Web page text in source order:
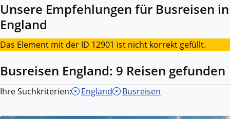
Unsere Empfehlungen für Busreisen in
England
Das Element mit der ID 12901 ist nicht korrekt gefüllt.
Busreisen England: 9 Reisen gefunden
Ihre Suchkriterien: England Busreisen